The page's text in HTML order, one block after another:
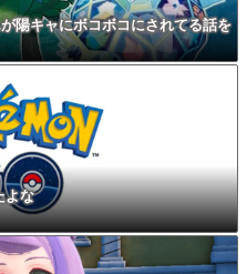
陽キャにボコボコにされてる話を
よな